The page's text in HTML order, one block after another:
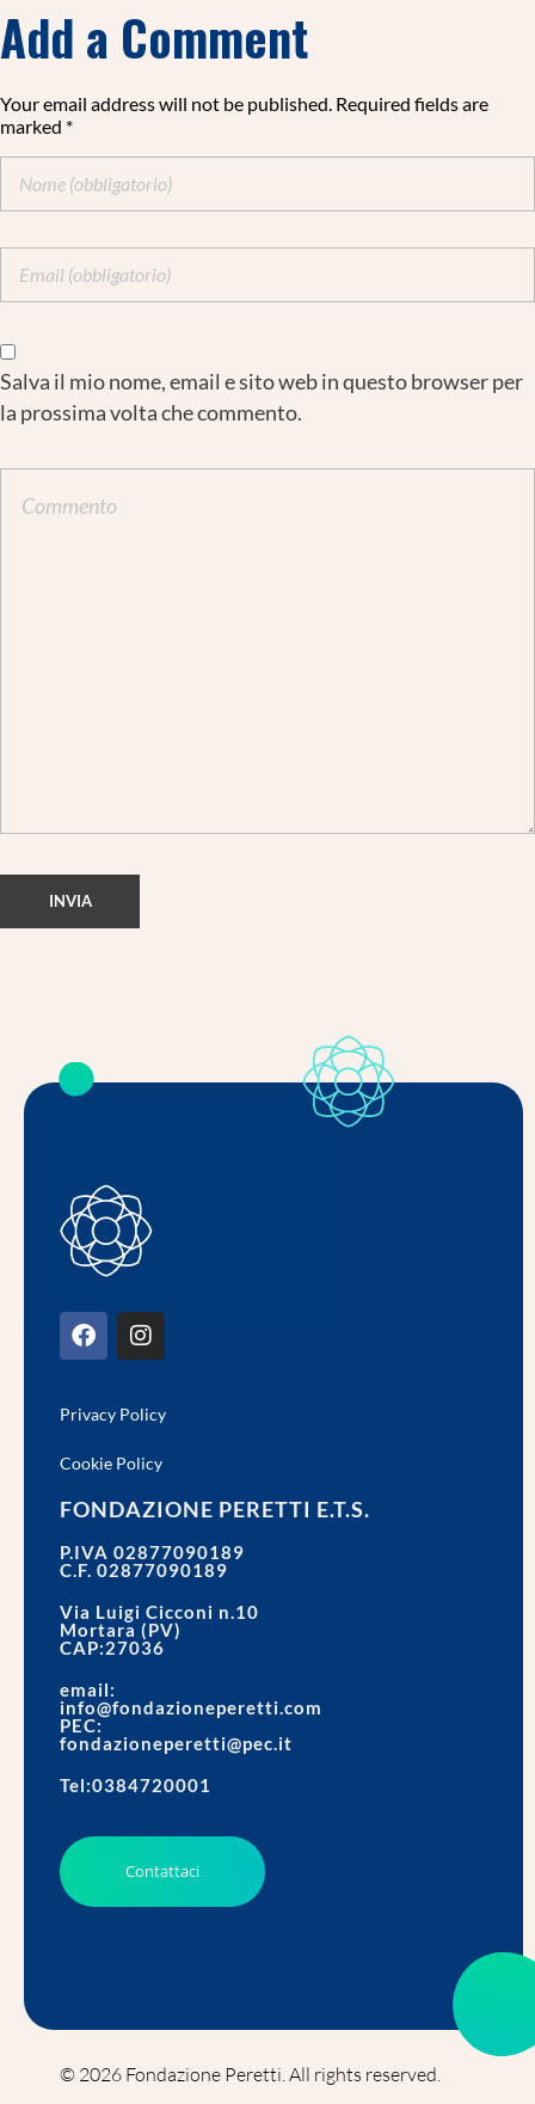
Add a Comment
Your email address will not be published. Required fields are
marked *
Salva il mio nome, email e sito web in questo browser per
la prossima volta che commento.
Privacy Policy
Cookie Policy
FONDAZIONE PERETTI E.T.S.
P.IVA 02877090189
C.F. 02877090189
Via Luigi Cicconi n.10
Mortara (PV)
CAP:27036
email:
info@fondazioneperetti.com
PEC:
fondazioneperetti@pec.it
Tel:0384720001
Contattaci
© 2026 Fondazione Peretti. All rights reserved.